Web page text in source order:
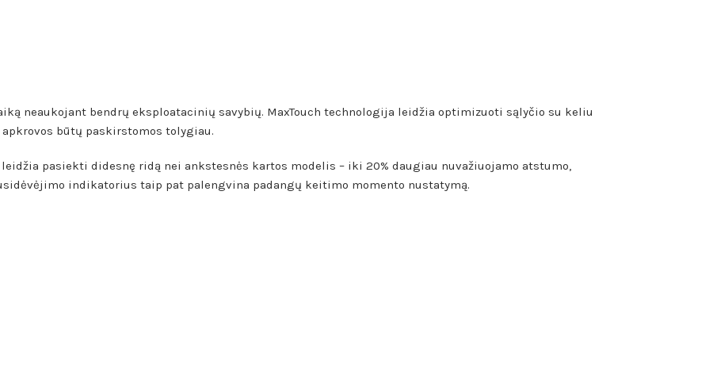
neaukojant bendrų eksploatacinių savybių. MaxTouch technologija leidžia optimizuoti sąlyčio su keliu
būtų paskirstomos tolygiau.
pasiekti didesnę ridą nei ankstesnės kartos modelis – iki 20% daugiau nuvažiuojamo atstumo,
indikatorius taip pat palengvina padangų keitimo momento nustatymą.